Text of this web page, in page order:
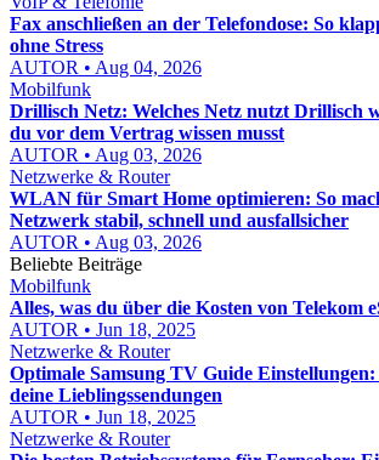
Fax anschließen an der Telefondose: So
ohne Stress
AUTOR • Aug 04, 2026
Mobilfunk
Drillisch Netz: Welches Netz nutzt Drillisch
du vor dem Vertrag wissen musst
AUTOR • Aug 03, 2026
Netzwerke & Router
WLAN für Smart Home optimieren: So
Netzwerk stabil, schnell und ausfallsicher
AUTOR • Aug 03, 2026
Beliebte Beiträge
Mobilfunk
Alles, was du über die Kosten von Telekom
AUTOR • Jun 18, 2025
Netzwerke & Router
Optimale Samsung TV Guide Einstellungen:
deine Lieblingssendungen
AUTOR • Jun 18, 2025
Netzwerke & Router